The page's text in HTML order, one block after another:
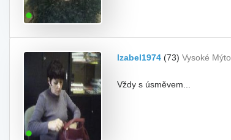
Izabel1974 (73) Vysoké Mýto
Vždy s úsměvem...